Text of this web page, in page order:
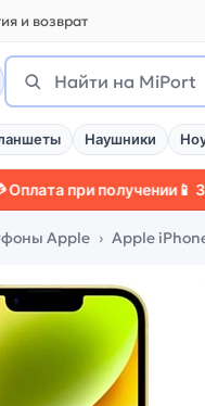
и возврат
Поиск
Найти
Наушники
получении📱
Apple Apple